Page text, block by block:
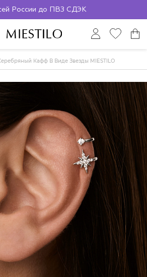
России до ПВЗ СДЭК
Кафф В Виде Звезды MIESTILO